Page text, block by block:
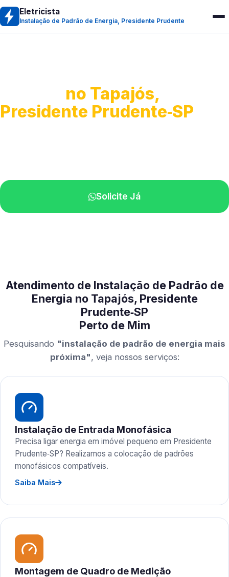
Eletricista
Instalação de Padrão de Energia, Presidente Prudente
no Tapajós,
Presidente Prudente‑SP
Solicite Já
Atendimento de Instalação de Padrão de
Energia no Tapajós, Presidente
Prudente‑SP
Perto de Mim
Pesquisando "instalação de padrão de energia mais
próxima", veja nossos serviços:
Instalação de Entrada Monofásica
Precisa ligar energia em imóvel pequeno em Presidente
Prudente‑SP? Realizamos a colocação de padrões
monofásicos compatíveis.
Saiba Mais
Montagem de Quadro de Medição